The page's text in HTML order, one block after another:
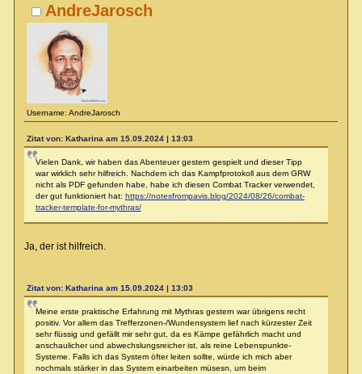
AndreJarosch
Username: AndreJarosch
Zitat von: Katharina am 15.09.2024 | 13:03
Vielen Dank, wir haben das Abenteuer gestern gespielt und dieser Tipp
war wirklich sehr hilfreich. Nachdem ich das Kampfprotokoll aus dem GRW
nicht als PDF gefunden habe, habe ich diesen Combat Tracker verwendet,
der gut funktioniert hat: https://notesfrompavis.blog/2024/08/26/combat-
tracker-template-for-mythras/
Ja, der ist hilfreich.
Zitat von: Katharina am 15.09.2024 | 13:03
Meine erste praktische Erfahrung mit Mythras gestern war übrigens recht
positiv. Vor allem das Trefferzonen-/Wundensystem lief nach kürzester Zeit
sehr flüssig und gefällt mir sehr gut, da es Kämpe gefährlich macht und
anschaulicher und abwechslungsreicher ist, als reine Lebenspunkte-
Systeme. Falls ich das System öfter leiten sollte, würde ich mich aber
nochmals stärker in das System einarbeiten müsesn, um beim